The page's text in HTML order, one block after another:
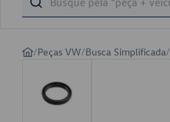
/Peças VW/Busca Simplificada/